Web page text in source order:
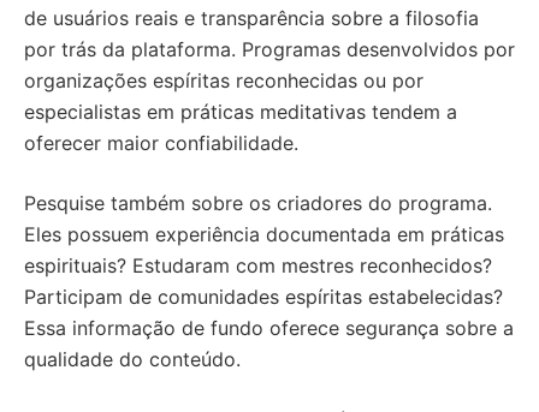
de usuários reais e transparência sobre a filosofia
por trás da plataforma. Programas desenvolvidos por
organizações espíritas reconhecidas ou por
especialistas em práticas meditativas tendem a
oferecer maior confiabilidade.
Pesquise também sobre os criadores do programa.
Eles possuem experiência documentada em práticas
espirituais? Estudaram com mestres reconhecidos?
Participam de comunidades espíritas estabelecidas?
Essa informação de fundo oferece segurança sobre a
qualidade do conteúdo.